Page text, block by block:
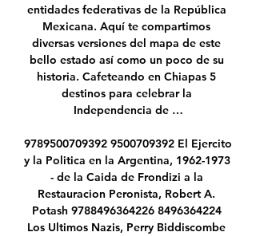
entidades federativas de la República
Mexicana. Aquí te compartimos
diversas versiones del mapa de este
bello estado así como un poco de su
historia. Cafeteando en Chiapas 5
destinos para celebrar la
Independencia de …
9789500709392 9500709392 El Ejercito
y la Politica en la Argentina, 1962-1973
- de la Caida de Frondizi a la
Restauracion Peronista, Robert A.
Potash 9788496364226 8496364224
Los Ultimos Nazis, Perry Biddiscombe